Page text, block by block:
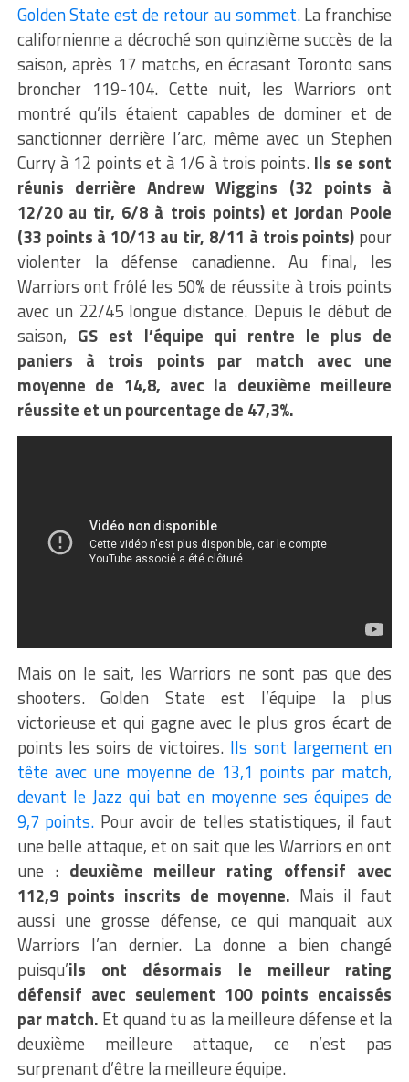
Golden State est de retour au sommet.La franchise
californienne a décroché son quinzième succès de la
saison, après 17 matchs, en écrasant Toronto sans
broncher 119-104. Cette nuit, les Warriors ont
montré qu’ils étaient capables de dominer et de
sanctionner derrière l’arc, même avec un Stephen
Curry à 12 points et à 1/6 à trois points. Ils se sont
réunis derrière Andrew Wiggins (32 points à
12/20 au tir, 6/8 à trois points) et Jordan Poole
(33 points à 10/13 au tir, 8/11 à trois points) pour
violenter la défense canadienne. Au final, les
Warriors ont frôlé les 50% de réussite à trois points
avec un 22/45 longue distance. Depuis le début de
saison, GS est l’équipe qui rentre le plus de
paniers à trois points par match avec une
moyenne de 14,8, avec la deuxième meilleure
réussite et un pourcentage de 47,3%.
Mais on le sait, les Warriors ne sont pas que des
shooters. Golden State est l’équipe la plus
victorieuse et qui gagne avec le plus gros écart de
points les soirs de victoires. Ils sont largement en
tête avec une moyenne de 13,1 points par match,
devant le Jazz qui bat en moyenne ses équipes de
9,7 points. Pour avoir de telles statistiques, il faut
une belle attaque, et on sait que les Warriors en ont
une : deuxième meilleur rating offensif avec
112,9 points inscrits de moyenne. Mais il faut
aussi une grosse défense, ce qui manquait aux
Warriors l’an dernier. La donne a bien changé
puisqu’ils ont désormais le meilleur rating
défensif avec seulement 100 points encaissés
par match. Et quand tu as la meilleure défense et la
deuxième meilleure attaque, ce n’est pas
surprenant d’être la meilleure équipe.